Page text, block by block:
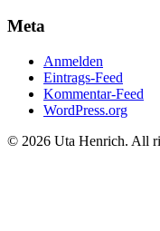
Meta
Anmelden
Eintrags-Feed
Kommentar-Feed
WordPress.org
© 2026 Uta Henrich. All